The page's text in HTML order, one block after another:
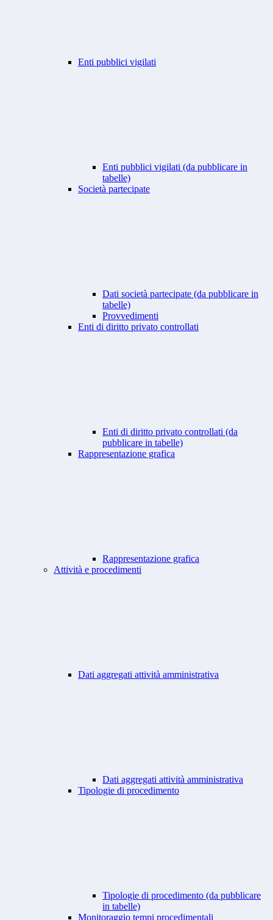
Enti pubblici vigilati
Enti pubblici vigilati (da pubblicare in
tabelle)
Società partecipate
Dati società partecipate (da pubblicare in
tabelle)
Provvedimenti
Enti di diritto privato controllati
Enti di diritto privato controllati (da
pubblicare in tabelle)
Rappresentazione grafica
Rappresentazione grafica
Attività e procedimenti
Dati aggregati attività amministrativa
Dati aggregati attività amministrativa
Tipologie di procedimento
Tipologie di procedimento (da pubblicare
in tabelle)
Monitoraggio tempi procedimentali